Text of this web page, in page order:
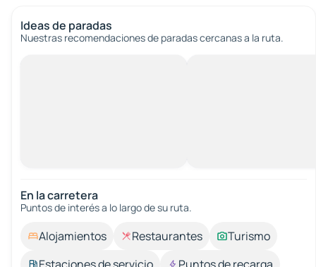
Ideas de paradas
Nuestras recomendaciones de paradas cercanas a la ruta.
En la carretera
Puntos de interés a lo largo de su ruta.
Alojamientos Restaurantes
Turismo